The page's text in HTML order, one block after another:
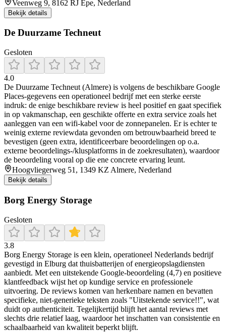
Veenweg 9, 8162 RJ Epe, Nederland
Bekijk details
De Duurzame Techneut
Gesloten
4.0
De Duurzame Techneut (Almere) is volgens de beschikbare Google
Places-gegevens een operationeel bedrijf met een sterke eerste
indruk: de enige beschikbare review is heel positief en gaat specifiek
in op vakmanschap, een geschikte offerte en extra service zoals het
aanleggen van een wifi-kabel voor de zonnepanelen. Er is echter te
weinig externe reviewdata gevonden om betrouwbaarheid breed te
bevestigen (geen extra, identificeerbare beoordelingen op o.a.
externe beoordelings-/klusplatforms in de zoekresultaten), waardoor
de beoordeling vooral op die ene concrete ervaring leunt.
Hoogvliegerweg 51, 1349 KZ Almere, Nederland
Bekijk details
Borg Energy Storage
Gesloten
3.8
Borg Energy Storage is een klein, operationeel Nederlands bedrijf
gevestigd in Elburg dat thuisbatterijen of energieopslagdiensten
aanbiedt. Met een uitstekende Google‑beoordeling (4,7) en positieve
klantfeedback wijst het op kundige service en professionele
uitvoering. De reviews komen van herkenbare namen en bevatten
specifieke, niet‑generieke teksten zoals "Uitstekende service!!", wat
duidt op authenticiteit. Tegelijkertijd blijft het aantal reviews met
slechts drie relatief laag, waardoor het inschatten van consistentie en
schaalbaarheid van kwaliteit beperkt blijft.